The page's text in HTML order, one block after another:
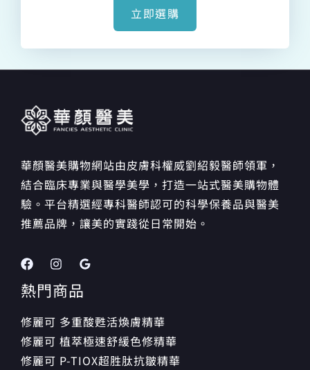
立即選購
華顏醫美購物網站由皮膚科權威劉紹毅醫師領軍，
結合臨床專業與醫學美學，打造一站式醫美購物體
驗。平台精選經專科醫師認可的科學保養品與醫美
推薦品牌，讓美的實踐從日常開始。
熱門商品
修麗可 多重酸甦活煥膚精華
修麗可 植萃極速舒緩色修精華
修麗可 P-TIOX超胜肽抗皺精華